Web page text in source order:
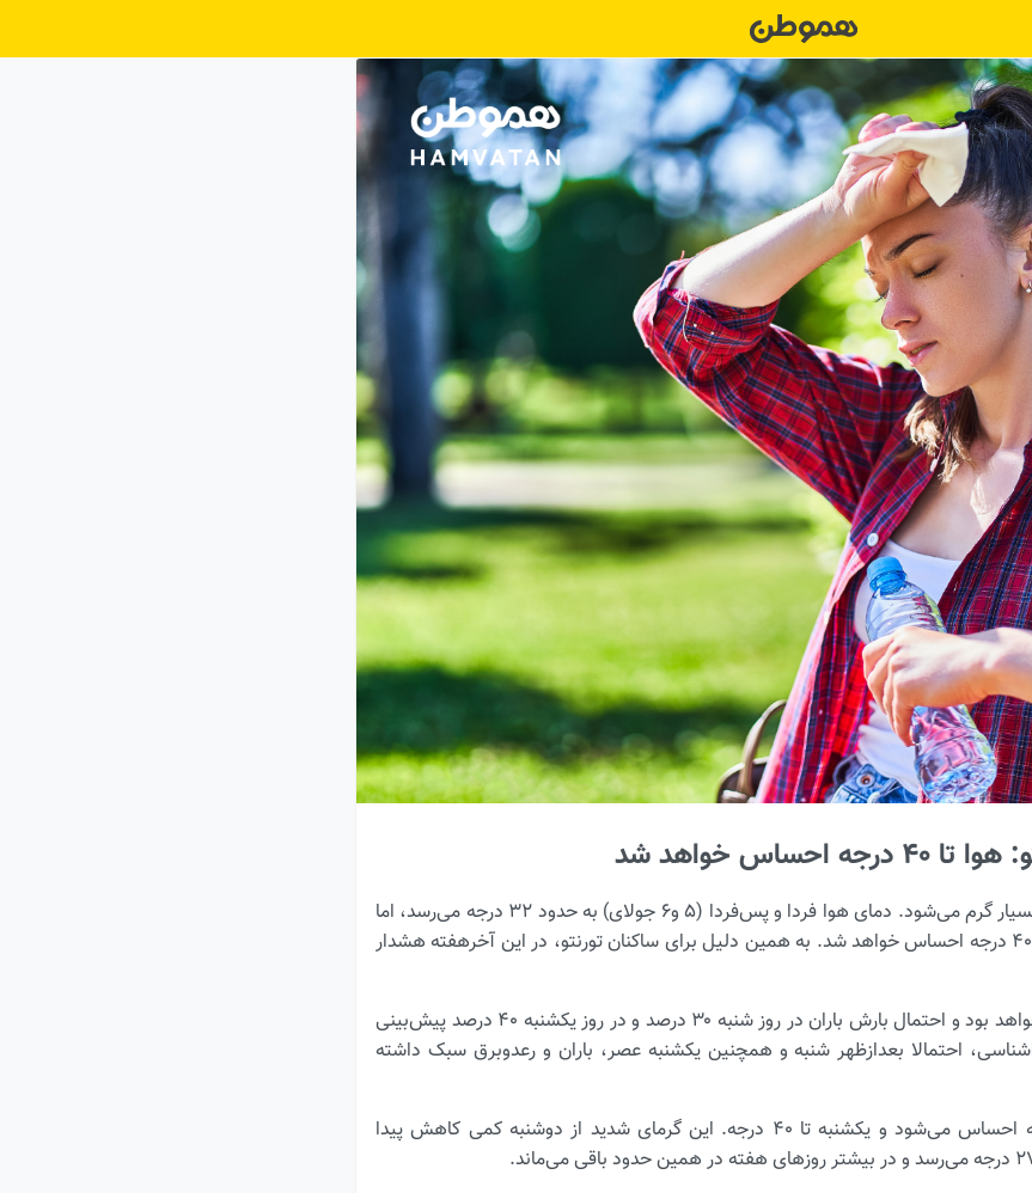
خواهد شد
هوای تورنتو این آخرهفته بسیار گرم می‌شود. دمای هوا فردا و پس‌فردا (۵ و۶ جولای) به حدود ۳۲ درجه می‌رسد، اما
با در نظر گرفتن رطوبت، تا ۴۰ درجه احساس خواهد شد. به همین دلیل برای ساکنان تورنتو، در این آخرهفته هشدار
هر دو روز، هوا نیمه‌ابری خواهد بود و احتمال بارش باران در روز شنبه ۳۰ درصد و در روز یکشنبه ۴۰ درصد پیش‌بینی
احتمالا بعدازظهر شنبه و همچنین یکشنبه عصر، باران و رعدوبرق سبک داشته
فردا شنبه، دما تا ۳۹ درجه احساس می‌شود و یکشنبه تا ۴۰ درجه. این گرمای شدید از دوشنبه کمی کاهش پیدا